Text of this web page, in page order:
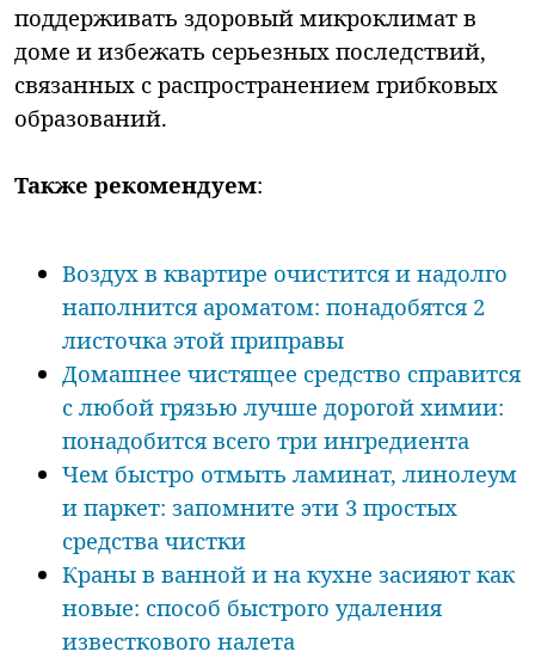
поддерживать здоровый микроклимат в
доме и избежать серьезных последствий,
связанных с распространением грибковых
образований.
Также рекомендуем:
Воздух в квартире очистится и надолго
наполнится ароматом: понадобятся 2
листочка этой приправы
Домашнее чистящее средство справится
с любой грязью лучше дорогой химии:
понадобится всего три ингредиента
Чем быстро отмыть ламинат, линолеум
и паркет: запомните эти 3 простых
средства чистки
Краны в ванной и на кухне засияют как
новые: способ быстрого удаления
известкового налета